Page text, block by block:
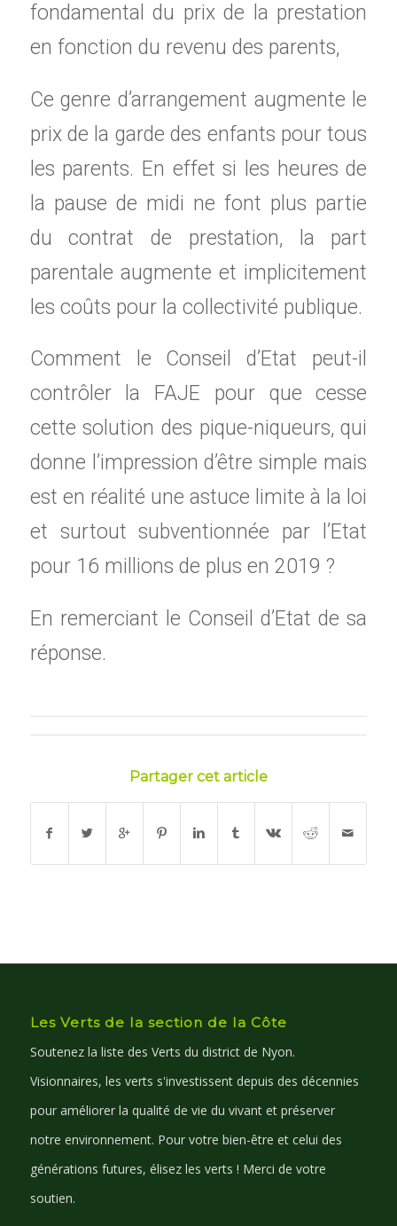
fondamental du prix de la prestation
en fonction du revenu des parents,
Ce genre d’arrangement augmente le
prix de la garde des enfants pour tous
les parents. En effet si les heures de
la pause de midi ne font plus partie
du contrat de prestation, la part
parentale augmente et implicitement
les coûts pour la collectivité publique.
Comment le Conseil d’Etat peut-il
contrôler la FAJE pour que cesse
cette solution des pique-niqueurs, qui
donne l’impression d’être simple mais
est en réalité une astuce limite à la loi
et surtout subventionnée par l’Etat
pour 16 millions de plus en 2019 ?
En remerciant le Conseil d’Etat de sa
réponse.
Partager cet article
Les Verts de la section de la Côte
Soutenez la liste des Verts du district de Nyon.
Visionnaires, les verts s'investissent depuis des décennies
pour améliorer la qualité de vie du vivant et préserver
notre environnement. Pour votre bien-être et celui des
générations futures, élisez les verts ! Merci de votre
soutien.